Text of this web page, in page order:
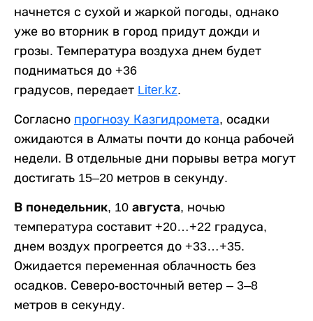
начнется с сухой и жаркой погоды, однако
уже во вторник в город придут дожди и
грозы. Температура воздуха днем будет
подниматься до +36
градусов, передает Liter.kz.
Согласно прогнозу Казгидромета, осадки
ожидаются в Алматы почти до конца рабочей
недели. В отдельные дни порывы ветра могут
достигать 15–20 метров в секунду.
В понедельник, 10 августа, ночью
температура составит +20…+22 градуса,
днем воздух прогреется до +33…+35.
Ожидается переменная облачность без
осадков. Северо-восточный ветер – 3–8
метров в секунду.